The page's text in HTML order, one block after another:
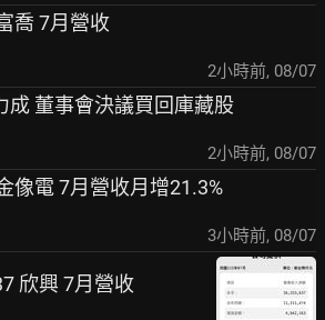
喬 7月營收
2小時前, 08/07
成 董事會決議買回庫藏股
2小時前, 08/07
像電 7月營收月增21.3%
3小時前, 08/07
欣興 7月營收